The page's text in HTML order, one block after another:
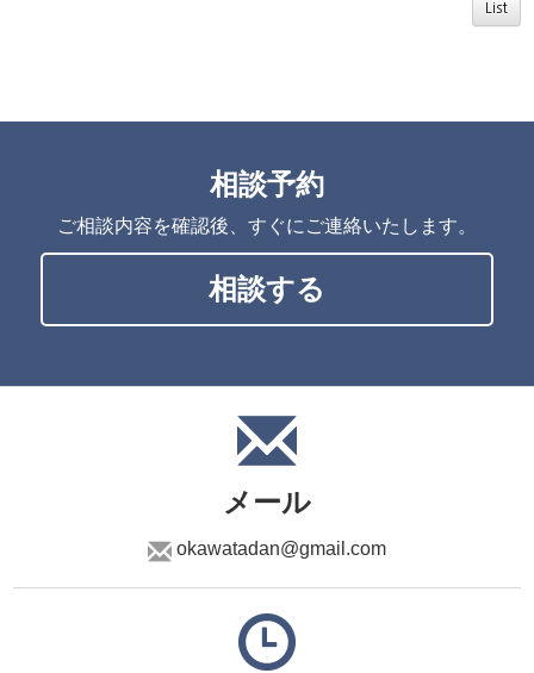
List
相談予約
ご相談内容を確認後、すぐにご連絡いたします。
相談する
メール
okawatadan@gmail.com